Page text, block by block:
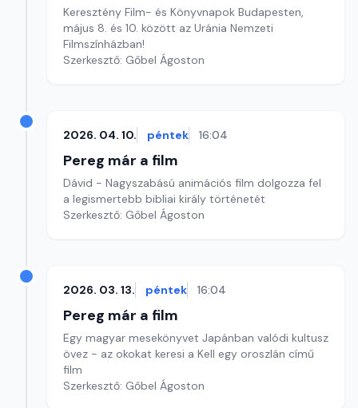
Keresztény Film- és Könyvnapok Budapesten,
május 8. és 10. között az Uránia Nemzeti
Filmszínházban!
Szerkesztő: Gőbel Ágoston
2026. 04. 10. péntek 16:04
Pereg már a film
Dávid - Nagyszabású animációs film dolgozza fel
a legismertebb bibliai király történetét
Szerkesztő: Gőbel Ágoston
2026. 03. 13. péntek 16:04
Pereg már a film
Egy magyar mesekönyvet Japánban valódi kultusz
övez - az okokat keresi a Kell egy oroszlán című
film
Szerkesztő: Gőbel Ágoston